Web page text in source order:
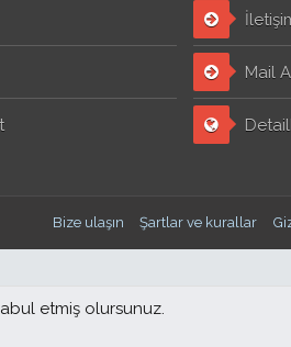
Mail
Bize ulaşın Şartlar ve kurallar
etmiş olursunuz.